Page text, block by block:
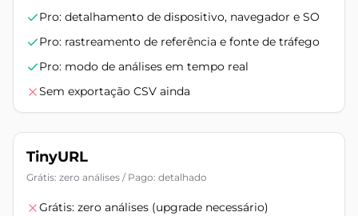
Pro: detalhamento de dispositivo, navegador e SO
Pro: rastreamento de referência e fonte de tráfego
Pro: modo de análises em tempo real
Sem exportação CSV ainda
TinyURL
Grátis: zero análises / Pago: detalhado
Grátis: zero análises (upgrade necessário)